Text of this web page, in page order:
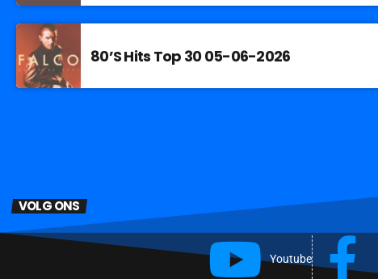
80’S Hits Top 30 05-06-2026
VOLG ONS
Youtube